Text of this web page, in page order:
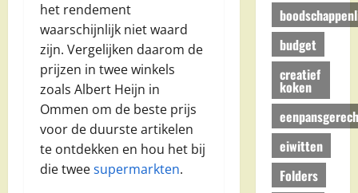
het rendement
waarschijnlijk niet waard
zijn. Vergelijken daarom de
prijzen in twee winkels
zoals Albert Heijn in
Ommen om de beste prijs
voor de duurste artikelen
te ontdekken en hou het bij
die tweesupermarkten.
budget
creatief
koken
eiwitten
Folders